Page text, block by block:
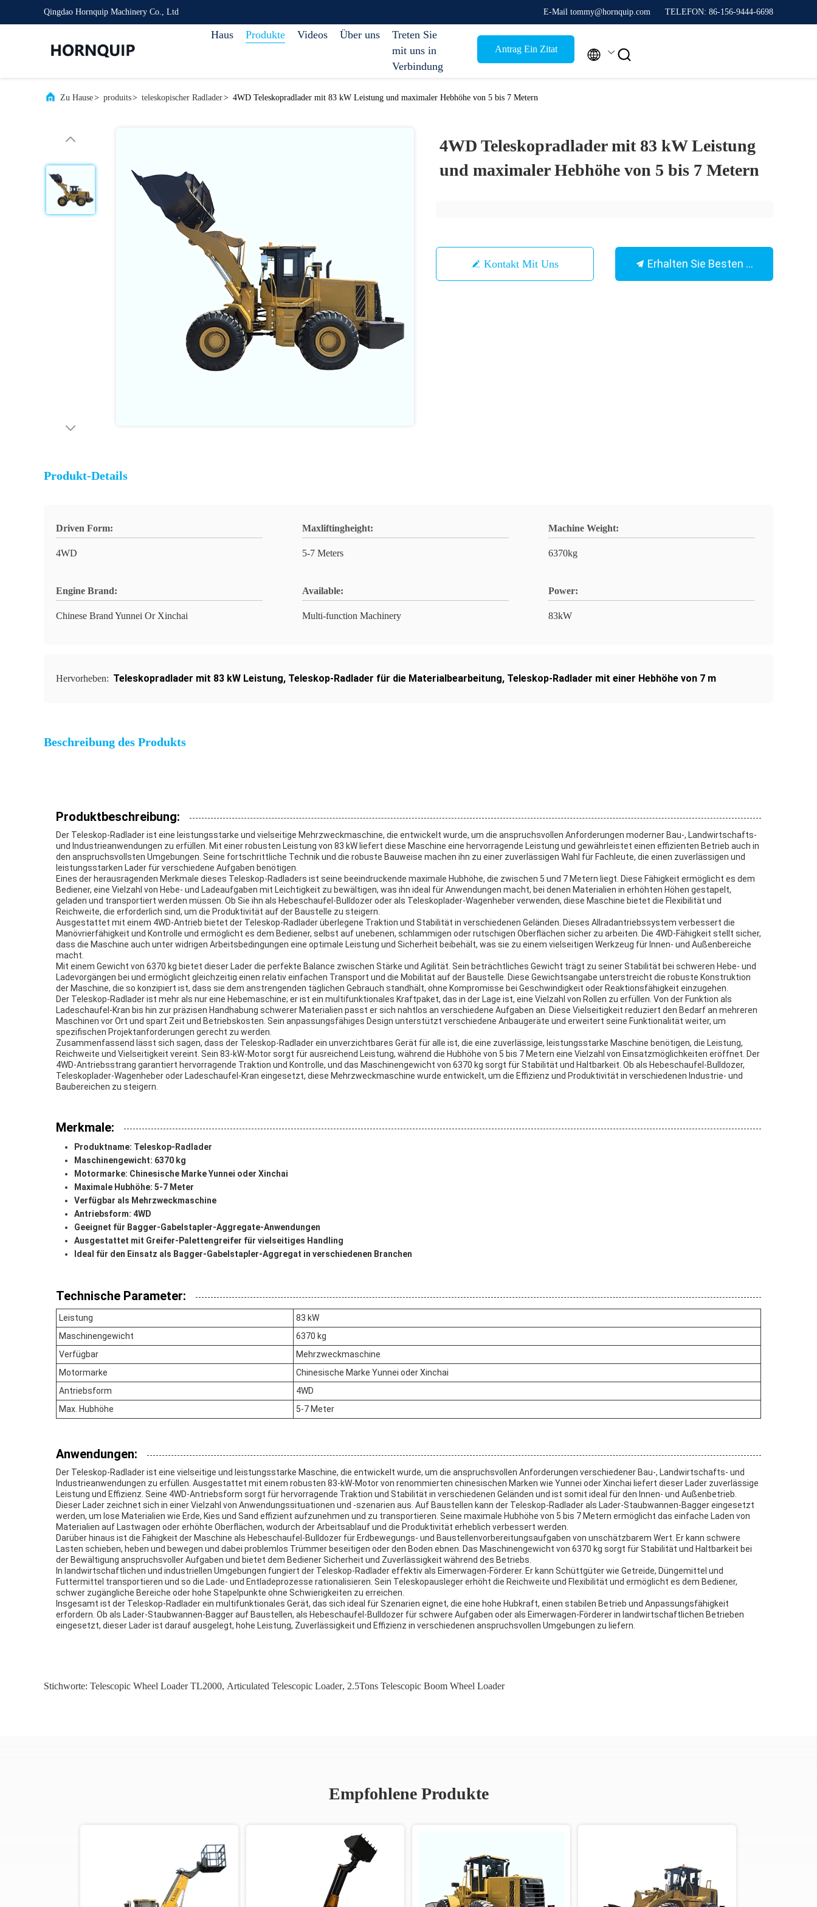
Qingdao Hornquip Machinery Co., Ltd E-Mail tommy@hornquip.com TELEFON: 86-156-9444-6698
Haus Produkte Videos Über uns
Treten Sie
mit uns in
Verbindung
Antrag Ein Zitat  
Zu Hause> produits> teleskopischer Radlader> 4WD Teleskopradlader mit 83 kW Leistung und maximaler Hebhöhe von 5 bis 7 Metern
4WD Teleskopradlader mit 83 kW Leistung
und maximaler Hebhöhe von 5 bis 7 Metern
Kontakt Mit Uns Erhalten Sie Besten Preis
Produkt-Details
Driven Form:
4WD
Maxliftingheight:
5-7 Meters
Machine Weight:
6370kg
Engine Brand:
Chinese Brand Yunnei Or Xinchai
Available:
Multi-function Machinery
Power:
83kW
Hervorheben: Teleskopradlader mit 83 kW Leistung, Teleskop-Radlader für die Materialbearbeitung, Teleskop-Radlader mit einer Hebhöhe von 7 m
Beschreibung des Produkts
Produktbeschreibung:
Der Teleskop-Radlader ist eine leistungsstarke und vielseitige Mehrzweckmaschine, die entwickelt wurde, um die anspruchsvollen Anforderungen moderner Bau-, Landwirtschafts-
und Industrieanwendungen zu erfüllen. Mit einer robusten Leistung von 83 kW liefert diese Maschine eine hervorragende Leistung und gewährleistet einen effizienten Betrieb auch in
den anspruchsvollsten Umgebungen. Seine fortschrittliche Technik und die robuste Bauweise machen ihn zu einer zuverlässigen Wahl für Fachleute, die einen zuverlässigen und
leistungsstarken Lader für verschiedene Aufgaben benötigen.
Eines der herausragenden Merkmale dieses Teleskop-Radladers ist seine beeindruckende maximale Hubhöhe, die zwischen 5 und 7 Metern liegt. Diese Fähigkeit ermöglicht es dem
Bediener, eine Vielzahl von Hebe- und Ladeaufgaben mit Leichtigkeit zu bewältigen, was ihn ideal für Anwendungen macht, bei denen Materialien in erhöhten Höhen gestapelt,
geladen und transportiert werden müssen. Ob Sie ihn als Hebeschaufel-Bulldozer oder als Teleskoplader-Wagenheber verwenden, diese Maschine bietet die Flexibilität und
Reichweite, die erforderlich sind, um die Produktivität auf der Baustelle zu steigern.
Ausgestattet mit einem 4WD-Antrieb bietet der Teleskop-Radlader überlegene Traktion und Stabilität in verschiedenen Geländen. Dieses Allradantriebssystem verbessert die
Manövrierfähigkeit und Kontrolle und ermöglicht es dem Bediener, selbst auf unebenen, schlammigen oder rutschigen Oberflächen sicher zu arbeiten. Die 4WD-Fähigkeit stellt sicher,
dass die Maschine auch unter widrigen Arbeitsbedingungen eine optimale Leistung und Sicherheit beibehält, was sie zu einem vielseitigen Werkzeug für Innen- und Außenbereiche
macht.
Mit einem Gewicht von 6370 kg bietet dieser Lader die perfekte Balance zwischen Stärke und Agilität. Sein beträchtliches Gewicht trägt zu seiner Stabilität bei schweren Hebe- und
Ladevorgängen bei und ermöglicht gleichzeitig einen relativ einfachen Transport und die Mobilität auf der Baustelle. Diese Gewichtsangabe unterstreicht die robuste Konstruktion
der Maschine, die so konzipiert ist, dass sie dem anstrengenden täglichen Gebrauch standhält, ohne Kompromisse bei Geschwindigkeit oder Reaktionsfähigkeit einzugehen.
Der Teleskop-Radlader ist mehr als nur eine Hebemaschine; er ist ein multifunktionales Kraftpaket, das in der Lage ist, eine Vielzahl von Rollen zu erfüllen. Von der Funktion als
Ladeschaufel-Kran bis hin zur präzisen Handhabung schwerer Materialien passt er sich nahtlos an verschiedene Aufgaben an. Diese Vielseitigkeit reduziert den Bedarf an mehreren
Maschinen vor Ort und spart Zeit und Betriebskosten. Sein anpassungsfähiges Design unterstützt verschiedene Anbaugeräte und erweitert seine Funktionalität weiter, um
spezifischen Projektanforderungen gerecht zu werden.
Zusammenfassend lässt sich sagen, dass der Teleskop-Radlader ein unverzichtbares Gerät für alle ist, die eine zuverlässige, leistungsstarke Maschine benötigen, die Leistung,
Reichweite und Vielseitigkeit vereint. Sein 83-kW-Motor sorgt für ausreichend Leistung, während die Hubhöhe von 5 bis 7 Metern eine Vielzahl von Einsatzmöglichkeiten eröffnet. Der
4WD-Antriebsstrang garantiert hervorragende Traktion und Kontrolle, und das Maschinengewicht von 6370 kg sorgt für Stabilität und Haltbarkeit. Ob als Hebeschaufel-Bulldozer,
Teleskoplader-Wagenheber oder Ladeschaufel-Kran eingesetzt, diese Mehrzweckmaschine wurde entwickelt, um die Effizienz und Produktivität in verschiedenen Industrie- und
Baubereichen zu steigern.
Merkmale:
Produktname: Teleskop-Radlader
Maschinengewicht: 6370 kg
Motormarke: Chinesische Marke Yunnei oder Xinchai
Maximale Hubhöhe: 5-7 Meter
Verfügbar als Mehrzweckmaschine
Antriebsform: 4WD
Geeignet für Bagger-Gabelstapler-Aggregate-Anwendungen
Ausgestattet mit Greifer-Palettengreifer für vielseitiges Handling
Ideal für den Einsatz als Bagger-Gabelstapler-Aggregat in verschiedenen Branchen
Technische Parameter:
Leistung
83 kW
Maschinengewicht
6370 kg
Verfügbar
Mehrzweckmaschine
Motormarke
Chinesische Marke Yunnei oder Xinchai
Antriebsform
4WD
Max. Hubhöhe
5-7 Meter
Anwendungen:
Der Teleskop-Radlader ist eine vielseitige und leistungsstarke Maschine, die entwickelt wurde, um die anspruchsvollen Anforderungen verschiedener Bau-, Landwirtschafts- und
Industrieanwendungen zu erfüllen. Ausgestattet mit einem robusten 83-kW-Motor von renommierten chinesischen Marken wie Yunnei oder Xinchai liefert dieser Lader zuverlässige
Leistung und Effizienz. Seine 4WD-Antriebsform sorgt für hervorragende Traktion und Stabilität in verschiedenen Geländen und ist somit ideal für den Innen- und Außenbetrieb.
Dieser Lader zeichnet sich in einer Vielzahl von Anwendungssituationen und -szenarien aus. Auf Baustellen kann der Teleskop-Radlader als Lader-Staubwannen-Bagger eingesetzt
werden, um lose Materialien wie Erde, Kies und Sand effizient aufzunehmen und zu transportieren. Seine maximale Hubhöhe von 5 bis 7 Metern ermöglicht das einfache Laden von
Materialien auf Lastwagen oder erhöhte Oberflächen, wodurch der Arbeitsablauf und die Produktivität erheblich verbessert werden.
Darüber hinaus ist die Fähigkeit der Maschine als Hebeschaufel-Bulldozer für Erdbewegungs- und Baustellenvorbereitungsaufgaben von unschätzbarem Wert. Er kann schwere
Lasten schieben, heben und bewegen und dabei problemlos Trümmer beseitigen oder den Boden ebnen. Das Maschinengewicht von 6370 kg sorgt für Stabilität und Haltbarkeit bei
der Bewältigung anspruchsvoller Aufgaben und bietet dem Bediener Sicherheit und Zuverlässigkeit während des Betriebs.
In landwirtschaftlichen und industriellen Umgebungen fungiert der Teleskop-Radlader effektiv als Eimerwagen-Förderer. Er kann Schüttgüter wie Getreide, Düngemittel und
Futtermittel transportieren und so die Lade- und Entladeprozesse rationalisieren. Sein Teleskopausleger erhöht die Reichweite und Flexibilität und ermöglicht es dem Bediener,
schwer zugängliche Bereiche oder hohe Stapelpunkte ohne Schwierigkeiten zu erreichen.
Insgesamt ist der Teleskop-Radlader ein multifunktionales Gerät, das sich ideal für Szenarien eignet, die eine hohe Hubkraft, einen stabilen Betrieb und Anpassungsfähigkeit
erfordern. Ob als Lader-Staubwannen-Bagger auf Baustellen, als Hebeschaufel-Bulldozer für schwere Aufgaben oder als Eimerwagen-Förderer in landwirtschaftlichen Betrieben
eingesetzt, dieser Lader ist darauf ausgelegt, hohe Leistung, Zuverlässigkeit und Effizienz in verschiedenen anspruchsvollen Umgebungen zu liefern.
Stichworte: Telescopic Wheel Loader TL2000, Articulated Telescopic Loader, 2.5Tons Telescopic Boom Wheel Loader
Empfohlene Produkte